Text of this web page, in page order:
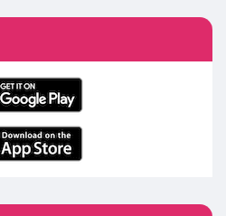
mãi shopee
shopee
shopee khuyen mai
,Shopee Mall
vn ma giam gia